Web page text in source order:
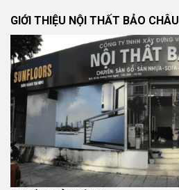
GIỚI THIỆU NỘI THẤT BẢO CHÂU